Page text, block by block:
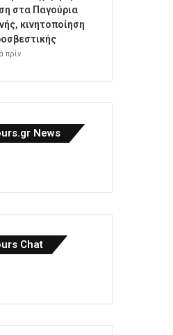
στα Παγούρια
κινητοποίηση
πρίν
News
Chat